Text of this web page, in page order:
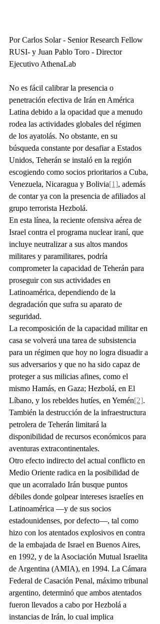
Por Carlos Solar - Senior Research Fellow
RUSI- y Juan Pablo Toro - Director
Ejecutivo AthenaLab
No es fácil calibrar la presencia o
penetración efectiva de Irán en América
Latina debido a la opacidad que a menudo
rodea las actividades globales del régimen
de los ayatolás. No obstante, en su
búsqueda constante por desafiar a Estados
Unidos, Teherán se instaló en la región
escogiendo como socios prioritarios a Cuba,
Venezuela, Nicaragua y Bolivia[1], además
de contar ya con la presencia de afiliados al
grupo terrorista Hezbolá.
En esta línea, la reciente ofensiva aérea de
Israel contra el programa nuclear iraní, que
incluye neutralizar a sus altos mandos
militares y paramilitares, podría
comprometer la capacidad de Teherán para
proseguir con sus actividades en
Latinoamérica, dependiendo de la
degradación que sufra su aparato de
seguridad.
La recomposición de la capacidad militar en
casa se volverá una tarea de subsistencia
para un régimen que hoy no logra disuadir a
sus adversarios y que no ha sido capaz de
proteger a sus milicias afines, como el
mismo Hamás, en Gaza; Hezbolá, en El
Líbano, y los rebeldes hutíes, en Yemén[2].
También la destrucción de la infraestructura
petrolera de Teherán limitará la
disponibilidad de recursos económicos para
aventuras extracontinentales.
Otro efecto indirecto del actual conflicto en
Medio Oriente radica en la posibilidad de
que un acorralado Irán busque puntos
débiles donde golpear intereses israelíes en
Latinoamérica —y de sus socios
estadounidenses, por defecto—, tal como
hizo con los atentados explosivos en contra
de la embajada de Israel en Buenos Aires,
en 1992, y de la Asociación Mutual Israelita
de Argentina (AMIA), en 1994. La Cámara
Federal de Casación Penal, máximo tribunal
argentino, determinó que ambos atentados
fueron llevados a cabo por Hezbolá a
instancias de Irán, lo cual implica